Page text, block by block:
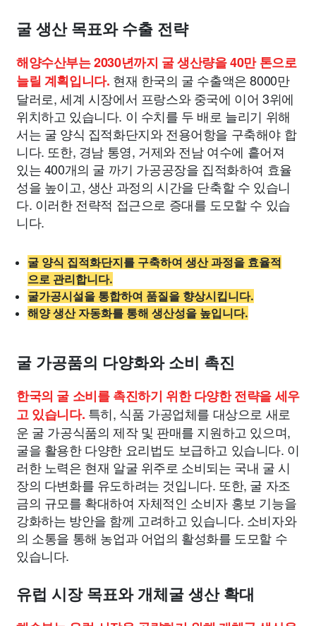
굴 생산 목표와 수출 전략
해양수산부는 2030년까지 굴 생산량을 40만 톤으로
늘릴 계획입니다. 현재 한국의 굴 수출액은 8000만
달러로, 세계 시장에서 프랑스와 중국에 이어 3위에
위치하고 있습니다. 이 수치를 두 배로 늘리기 위해
서는 굴 양식 집적화단지와 전용어항을 구축해야 합
니다. 또한, 경남 통영, 거제와 전남 여수에 흩어져
있는 400개의 굴 까기 가공공장을 집적화하여 효율
성을 높이고, 생산 과정의 시간을 단축할 수 있습니
다. 이러한 전략적 접근으로 증대를 도모할 수 있습
니다.
굴 양식 집적화단지를 구축하여 생산 과정을 효율적
으로 관리합니다.
굴가공시설을 통합하여 품질을 향상시킵니다.
해양 생산 자동화를 통해 생산성을 높입니다.
굴 가공품의 다양화와 소비 촉진
한국의 굴 소비를 촉진하기 위한 다양한 전략을 세우
고 있습니다. 특히, 식품 가공업체를 대상으로 새로
운 굴 가공식품의 제작 및 판매를 지원하고 있으며,
굴을 활용한 다양한 요리법도 보급하고 있습니다. 이
러한 노력은 현재 알굴 위주로 소비되는 국내 굴 시
장의 다변화를 유도하려는 것입니다. 또한, 굴 자조
금의 규모를 확대하여 자체적인 소비자 홍보 기능을
강화하는 방안을 함께 고려하고 있습니다. 소비자와
의 소통을 통해 농업과 어업의 활성화를 도모할 수
있습니다.
유럽 시장 목표와 개체굴 생산 확대